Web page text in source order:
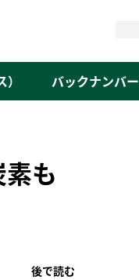
バックナンバー
も
後で読む